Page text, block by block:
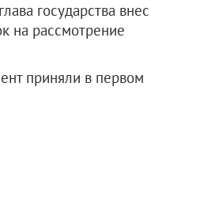
государства внес
на рассмотрение
приняли в первом